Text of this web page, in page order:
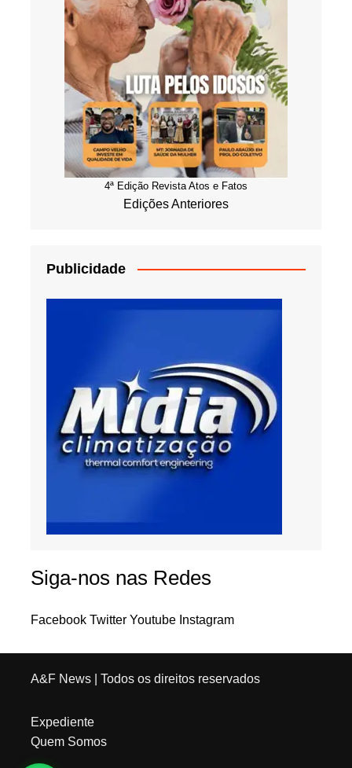
4ª Edição Revista Atos e Fatos
Edições Anteriores
Publicidade
Siga-nos nas Redes
Facebook Twitter Youtube Instagram
A&F News| Todos os direitos reservados
Expediente
Quem Somos